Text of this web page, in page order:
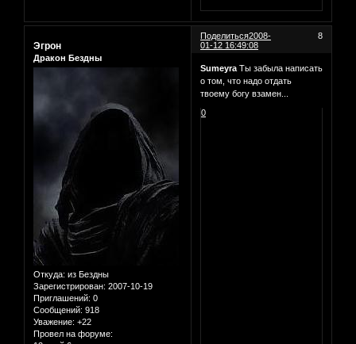
Поделиться 8
2008-
01-12 16:49:08
Эгрон
Дракон Бездны
Откуда: из Бездны
Зарегистрирован: 2007-10-19
Приглашений: 0
Сообщений: 918
Уважение: +22
Провел на форуме:
Sumeyra Ты забыла написать
о том, что надо отдать
твоему богу взамен...
0